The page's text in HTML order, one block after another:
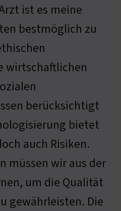
ist es meine
bestmöglich zu
wirtschaftlichen
berücksichtigt
bietet
auch Risiken.
müssen wir aus der
um die Qualität
gewährleisten. Die